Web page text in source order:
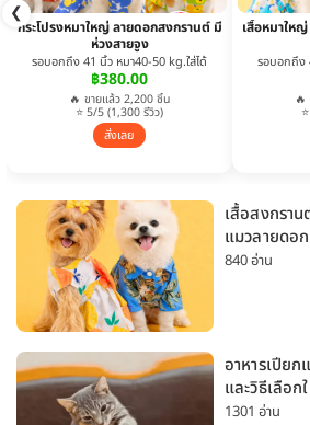
❮
กระโปรงหมาใหญ่ ลายดอกสงกรานต์ มี
ห่วงสายจูง
รอบอกถึง 41 นิ้ว หมา40-50 kg.ใส่ได้
฿380.00
🔥 ขายแล้ว 2,200 ชิ้น
⭐ 5/5 (1,300 รีวิว)
สั่งเลย
เสื้อหมาให
รอบอกถึง
เสื้อสงกรา
แมวลายดอ
หมาเล็กและ
840 อ่าน
อาหารเปียก
และวิธีเลือก
1301 อ่าน